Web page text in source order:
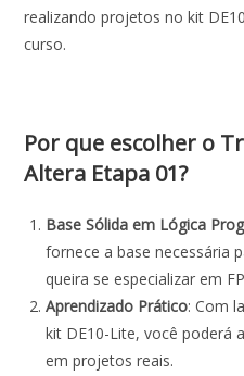
realizando projetos no kit
curso.
Por que escolher o
Altera Etapa 01?
Base Sólida em Lógica
fornece a base necessária
queira se especializar em
Aprendizado Prático: Com
kit DE10-Lite, você poderá
em projetos reais.